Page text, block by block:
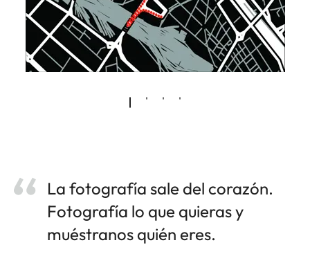
La fotografía sale del corazón.
Fotografía lo que quieras y
muéstranos quién eres.